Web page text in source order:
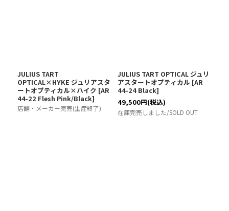
JULIUS TART
OPTICAL×HYKE ジュリアスタ
ートオプティカル×ハイク [AR
44-22 Flesh Pink/Black]
店舗・メーカー完売(生産終了)
JULIUS TART OPTICAL ジュリ
アスタートオプティカル [AR
44-24 Black]
49,500円(税込)
在庫完売しました/SOLD OUT